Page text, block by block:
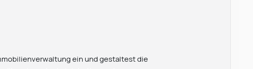
ein und gestaltest die